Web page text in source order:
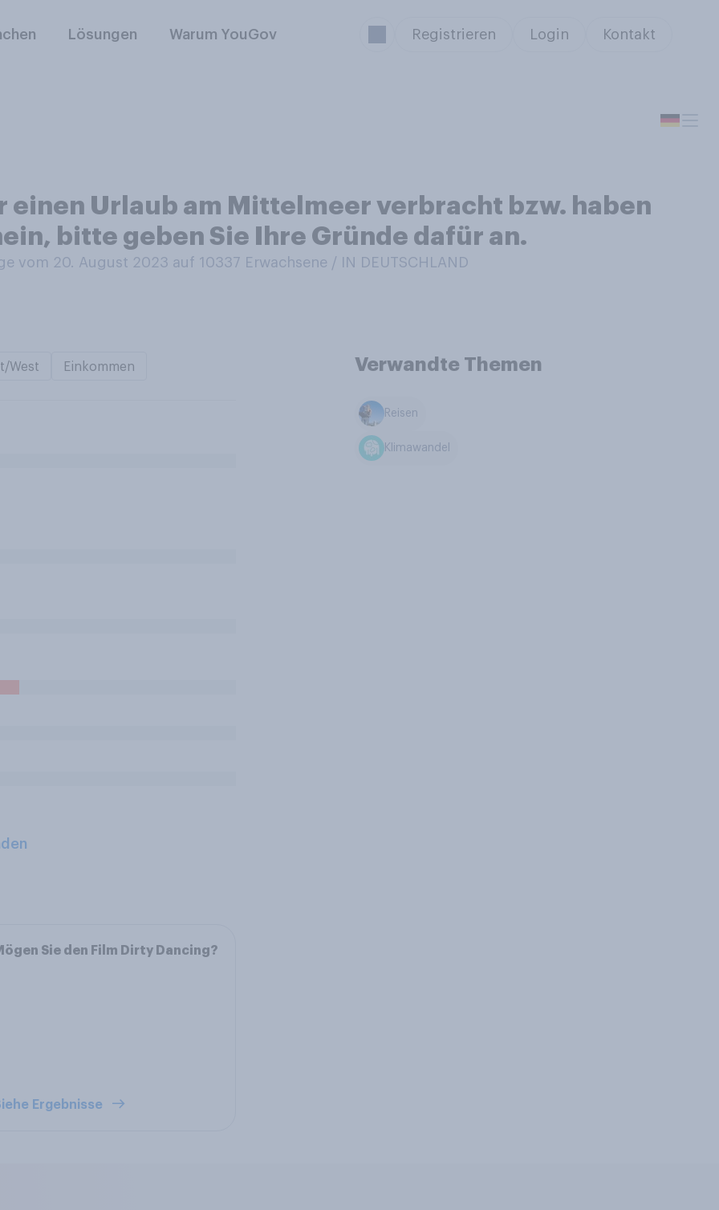
Lösungen Warum YouGov Registrieren Login Kontakt
einen Urlaub am Mittelmeer verbracht bzw. haben
bitte geben Sie Ihre Gründe dafür an.
vom 20. August 2023 auf 10337 Erwachsene / IN DEUTSCHLAND
West Einkommen Verwandte Themen
Reisen
Klimawandel
Sie den Film Dirty Dancing?
Ergebnisse